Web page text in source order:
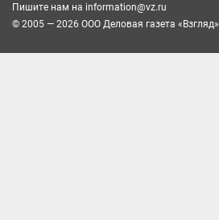
Пишите нам на information@vz.ru
© 2005 — 2026 ООО Деловая газета «Взгляд»